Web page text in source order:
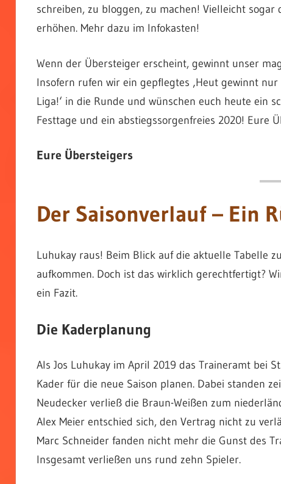
schreiben, zu bloggen, zu machen! Vielleicht
erhöhen. Mehr dazu im Infokasten!
Wenn der Übersteiger erscheint, gewinnt unser
Insofern rufen wir ein gepflegtes ‚Heut gewinnt
Liga!‘ in die Runde und wünschen euch heute ein
Festtage und ein abstiegssorgenfreies 2020! Eure
Eure Übersteigers
Der Saisonverlauf – Ein
Luhukay raus! Beim Blick auf die aktuelle Tabelle
aufkommen. Doch ist das wirklich gerechtfertigt?
ein Fazit.
Die Kaderplanung
Als Jos Luhukay im April 2019 das Traineramt bei
Kader für die neue Saison planen. Dabei standen
Neudecker verließ die Braun-Weißen zum
Alex Meier entschied sich, den Vertrag nicht zu
Marc Schneider fanden nicht mehr die Gunst des
Insgesamt verließen uns rund zehn Spieler.